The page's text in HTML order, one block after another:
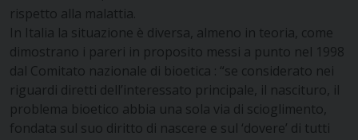
rispetto alla malattia.
In Italia la situazione è diversa, almeno in teoria, come
dimostrano i pareri in proposito messi a punto nel 1998
dal Comitato nazionale di bioetica : “se considerato nei
riguardi diretti dell’interessato principale, il nascituro, il
problema bioetico abbia una sola via di scioglimento,
fondata sul suo diritto di nascere e sul ‘dovere’ di tutti